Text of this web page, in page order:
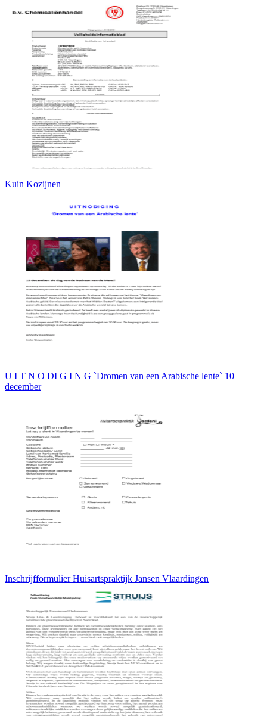
Kuin Kozijnen
U I T N O DI G I N G `Dromen van een Arabische lente` 10
december
Inschrijfformulier Huisartspraktijk Jansen Vlaardingen